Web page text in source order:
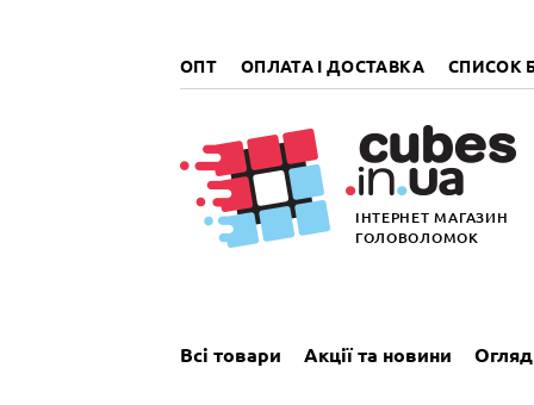
ОПТ ОПЛАТА І ДОСТАВКА СПИСОК
ІНТЕРНЕТ МАГАЗИН
ГОЛОВОЛОМОК
Всі товари Акції та новини